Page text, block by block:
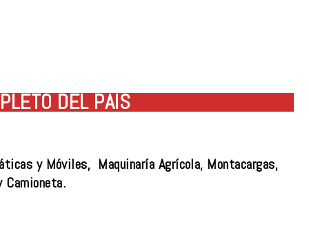
DEL PAÍS
y Móviles, Maquinaría Agrícola, Montacargas,
Camioneta.